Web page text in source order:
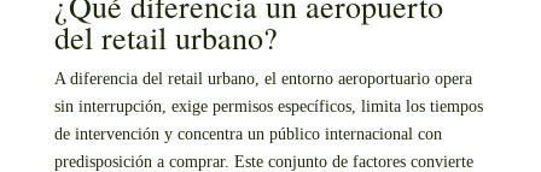
del retail urbano?
A diferencia del retail urbano, el entorno aeroportuario opera
sin interrupción, exige permisos específicos, limita los tiempos
de intervención y concentra un público internacional con
predisposición a comprar. Este conjunto de factores convierte